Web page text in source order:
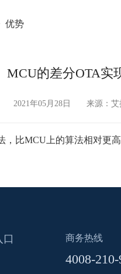
优势
MCU的差分OTA实
2021年05月28日 来源：
比MCU上的算法相对更高
商务热线
4008-